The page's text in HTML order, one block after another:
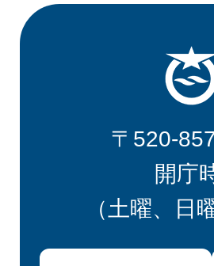
〒520-
開庁
（土曜、日